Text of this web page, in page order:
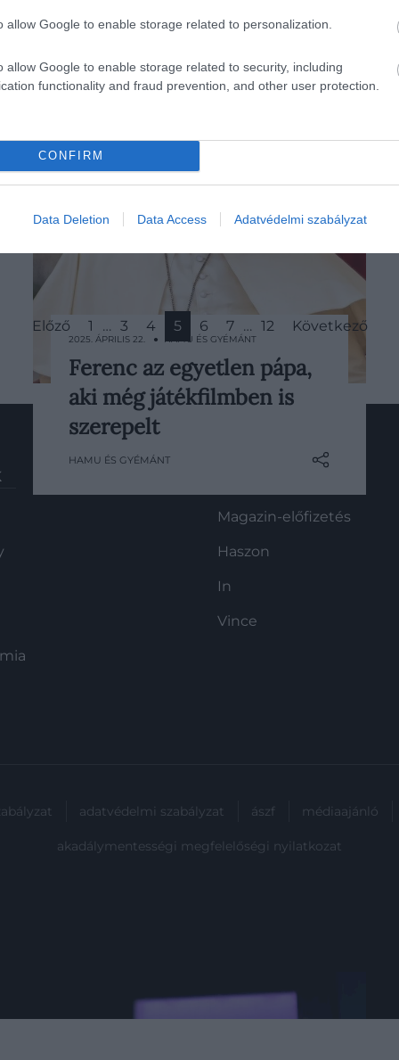
allow Google to enable storage related to personalization.
allow Google to enable storage related to security, including
functionality and fraud prevention, and other user protection.
CONFIRM
Data Deletion Data Access Adatvédelmi szabályzat
2025. április 21-én, 88 éves korában
elhunyt Ferenc pápa, aki több
szempontból is úttörőnek számított
a római katolikus egyház életében.
Ő volt ugyanis az első pápa, aki
dokumentumfilmben, de
nagyjátékfilmben is szerepelt.
2025. ÁPRILIS 22. ● HAMU ÉS GYÉMÁNT
Ferenc az egyetlen pápa,
aki még játékfilmben is
szerepelt
HAMU ÉS GYÉMÁNT
Előző 1 … 3 4 5 6 7 … 12 Következő
Magazin-előfizetés
Haszon
In
Vince
adatvédelmi szabályzat ászf médiaajánló
akadálymentességi megfelelőségi nyilatkozat